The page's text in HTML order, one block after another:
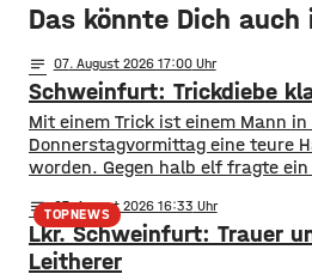
Das könnte Dich
notes 07. August 2026 17:00
Schweinfurt: Trickdiebe
Mit einem Trick ist einem Mann
Donnerstagvormittag eine teure
worden. Gegen halb elf fragte
Frau aus dem Auto, bedankte
und hängte ihm eine wertlose
weitergefahren war, bemerkte
TOPNEWS
notes 07. August 2026 16:33
Lkr. Schweinfurt: Trauer
Leitherer